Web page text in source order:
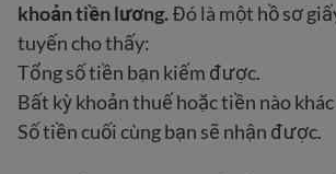
khoản tiền lương.Đó là một hồ sơ
tuyến cho thấy:
Tổng số tiền bạn kiếm được.
Bất kỳ khoản thuế hoặc tiền nào
Số tiền cuối cùng bạn sẽ nhận được.